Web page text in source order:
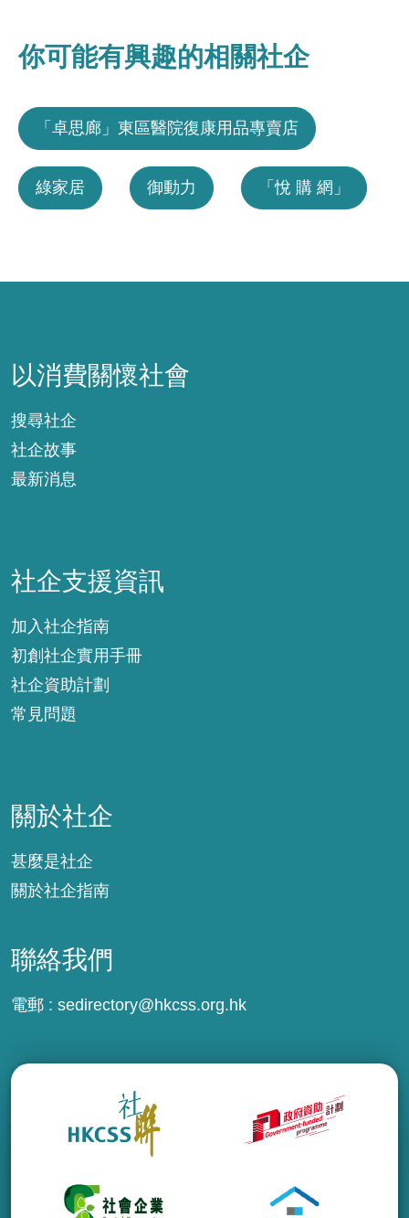
你可能有興趣的相關社企
「卓思廊」東區醫院復康用品專賣店
綠家居 御動力 「悅 購 網」
以消費關懷社會
搜尋社企
社企故事
最新消息
社企支援資訊
加入社企指南
初創社企實用手冊
社企資助計劃
常見問題
關於社企
甚麼是社企
關於社企指南
聯絡我們
電郵 : sedirectory@hkcss.org.hk